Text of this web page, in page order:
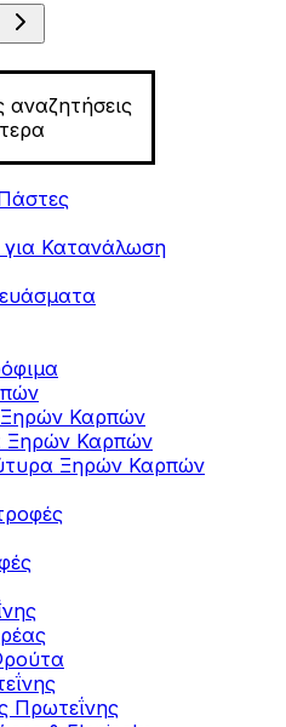
αναζητήσεις
Κατανάλωση
Καρπών
Ξηρών Καρπών
Ξηρών Καρπών
Πρωτεΐνης